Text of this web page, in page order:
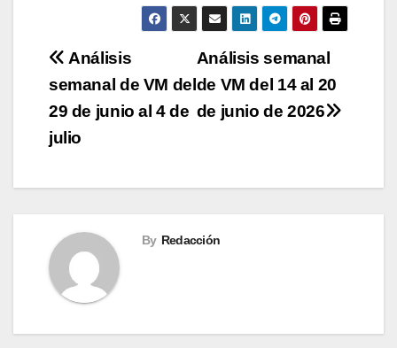
Navegación
de
entradas
Análisis semanal
de VM del 14 al 20
de junio de 2026
Análisis
semanal de VM del
29 de junio al 4 de
julio
By Redacción